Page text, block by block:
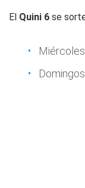
El Quini 6 se